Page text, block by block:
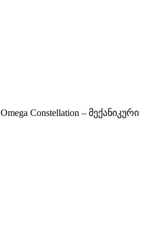
Omega Constellation – მექანიკური